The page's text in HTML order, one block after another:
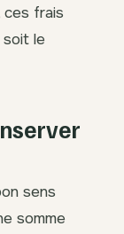
ces frais
le
sens
somme